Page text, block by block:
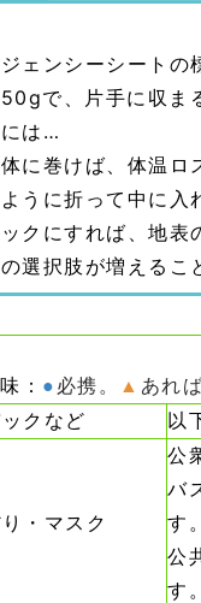
ェンシーシート
で、片手に収ま
は…
に巻けば、体温ロ
うに折って中に入
クにすれば、地表
選択肢が増えるこ
： ● 必携。 ▲ あれ
クなど 以
・マスク
公
バ
す。
公
す。